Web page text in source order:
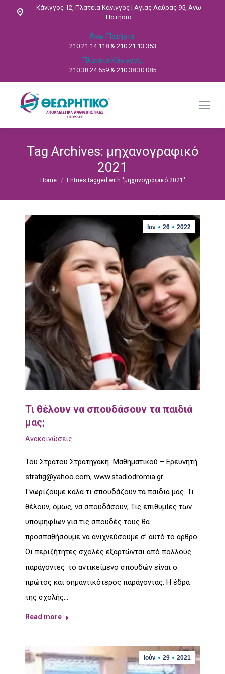
Κάνιγγος 12, Πλατεία Κάνιγγος | Αγίας Λαύρας 95, Άνω
Πατήσια
Άνω Πατήσια:
210.21.14.118 & 210.21.13.353
Πλατεία Κάνιγγος:
210.38.24.659& 210.38.30.085
Tag Archives: μηχανογραφικό
2021
You are here:
Home Entries tagged with "μηχανογραφικό 2021"
Ιαν 26 2022
Τι θέλουν να σπουδάσουν τα παιδιά
μας;
Ανακοινώσεις
Του Στράτου Στρατηγάκη Μαθηματικού – Ερευνητή
stratig@yahoo.com, www.stadiodromia.gr
Γνωρίζουμε καλά τι σπουδάζουν τα παιδιά μας. Τι
θέλουν, όμως, να σπουδάσουν; Τις επιθυμίες των
υποψηφίων για τις σπουδές τους θα
προσπαθήσουμε να ανιχνεύσουμε σ’ αυτό το άρθρο.
Οι περιζήτητες σχολές εξαρτώνται από πολλούς
παράγοντες· το αντικείμενο σπουδών είναι ο
πρώτος και σημαντικότερος παράγοντας. Η έδρα
της σχολής…
Read more
Ιούν 29 2021